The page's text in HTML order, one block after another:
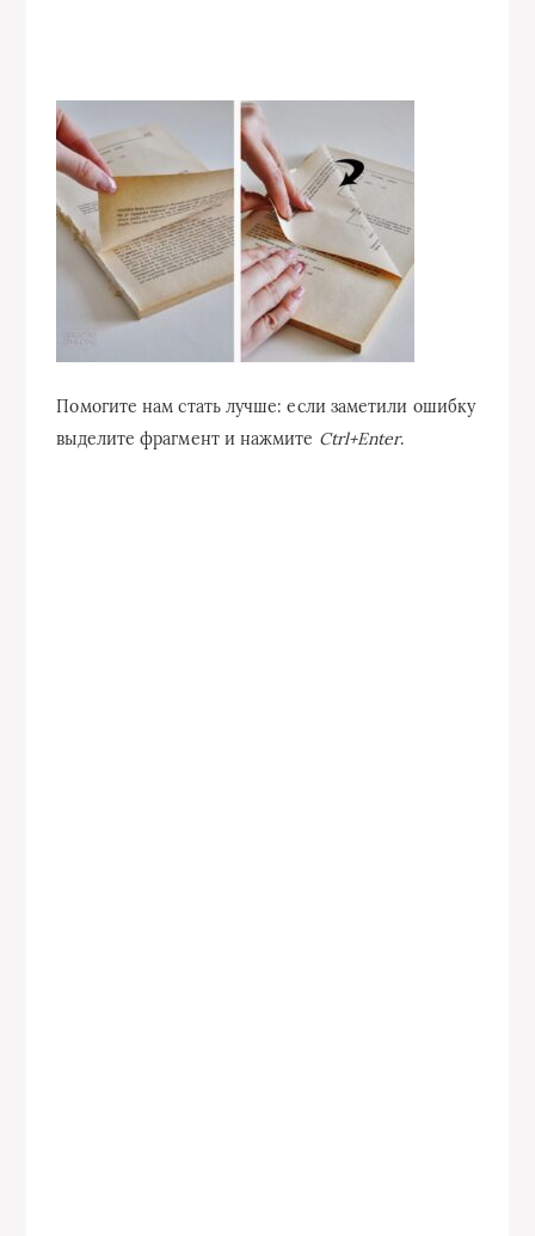
Помогите нам стать лучше: если заметили ошибку
выделите фрагмент и нажмите Ctrl+Enter.